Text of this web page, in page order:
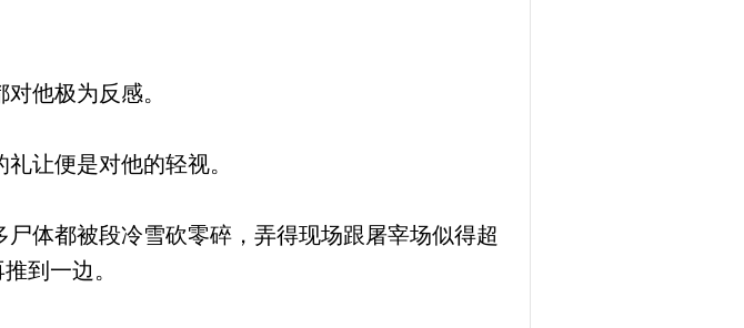
他极为反感。
让便是对他的轻视。
体都被段冷雪砍零碎，弄得现场跟屠宰场似得超
到一边。